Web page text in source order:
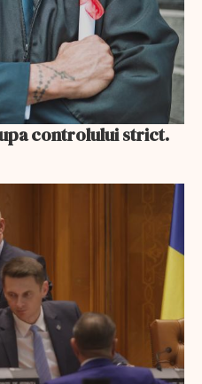
controlului strict.